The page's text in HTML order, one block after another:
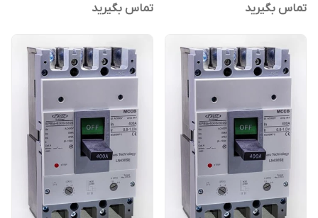
تماس بگیرید تماس بگیرید